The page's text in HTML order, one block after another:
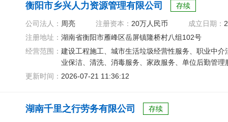
衡阳市乡兴人力资源管理有限公司 存续
公司法人： 周亮 注册资本： 20万人民币 成立日期：
注册地址： 湖南省衡阳市雁峰区岳屏镇隆桥村八组102号
经营范围： 建设工程施工、城市生活垃圾经营性服务、职业中
业保洁、清洗、消毒服务、家政服务、单位后勤管
更新时间： 2026-07-21 11:36:12
湖南千里之行劳务有限公司 存续